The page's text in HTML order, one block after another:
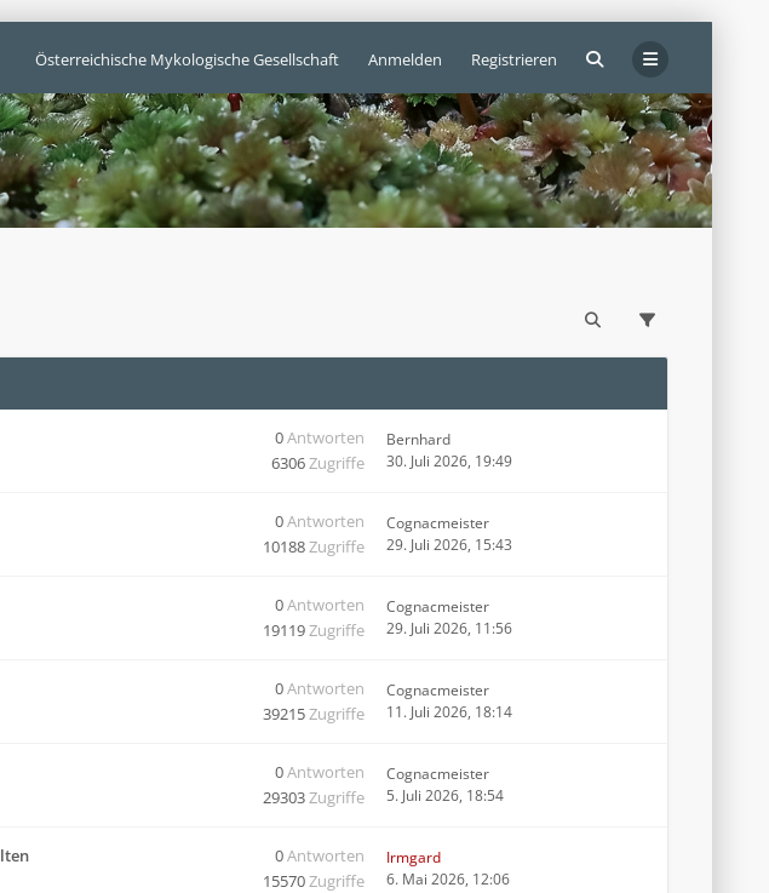
Österreichische Mykologische Gesellschaft Anmelden Registrieren
0Antworten
6306Zugriffe
Bernhard
30. Juli 2026, 19:49
0Antworten
10188Zugriffe
Cognacmeister
29. Juli 2026, 15:43
0Antworten
19119Zugriffe
Cognacmeister
29. Juli 2026, 11:56
0Antworten
39215Zugriffe
Cognacmeister
11. Juli 2026, 18:14
0Antworten
29303Zugriffe
Cognacmeister
5. Juli 2026, 18:54
0Antworten
15570Zugriffe
Irmgard
6. Mai 2026, 12:06